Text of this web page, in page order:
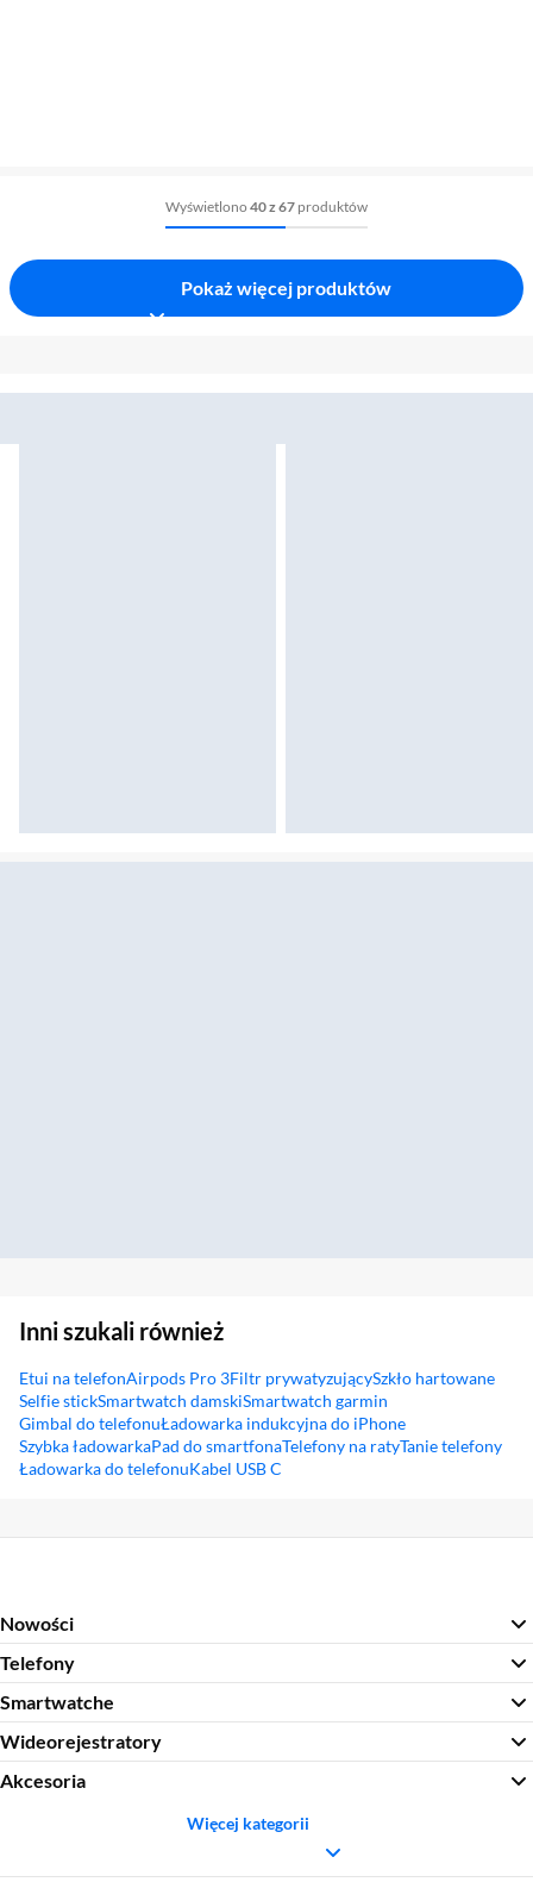
Wyświetlono 40 z 67 produktów
Pokaż więcej produktów
Inni szukali również
Etui na telefonAirpods Pro 3Filtr prywatyzującySzkło hartowane
Selfie stickSmartwatch damskiSmartwatch garmin
Gimbal do telefonuŁadowarka indukcyjna do iPhone
Szybka ładowarkaPad do smartfonaTelefony na ratyTanie telefony
Ładowarka do telefonuKabel USB C
Nowości
Telefony
Smartwatche
Wideorejestratory
Akcesoria
Więcej kategorii